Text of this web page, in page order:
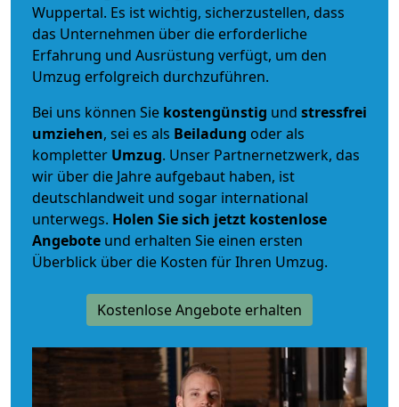
Wuppertal. Es ist wichtig, sicherzustellen, dass
das Unternehmen über die erforderliche
Erfahrung und Ausrüstung verfügt, um den
Umzug erfolgreich durchzuführen.
Bei uns können Sie kostengünstig und stressfrei
umziehen, sei es als Beiladung oder als
kompletter Umzug. Unser Partnernetzwerk, das
wir über die Jahre aufgebaut haben, ist
deutschlandweit und sogar international
unterwegs. Holen Sie sich jetzt kostenlose
Angebote und erhalten Sie einen ersten
Überblick über die Kosten für Ihren Umzug.
Kostenlose Angebote erhalten